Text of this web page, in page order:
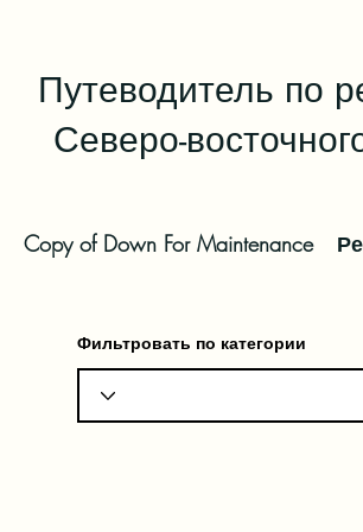
Путеводитель по
Северо-
Copy of Down For Maintenance
Фильтровать по категории